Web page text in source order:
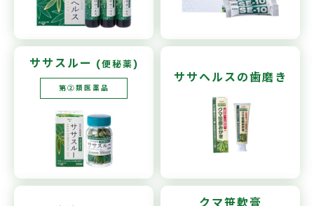
ササスルー (便秘薬)
第②類医薬品
ササヘルスの歯磨き